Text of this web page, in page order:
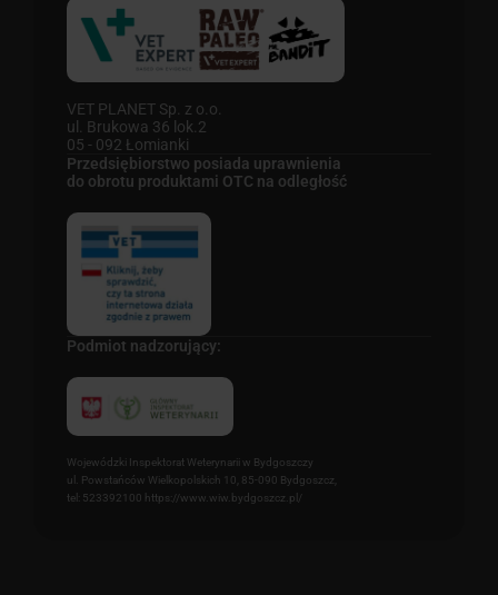
VET PLANET Sp. z o.o.
ul. Brukowa 36 lok.2
05 - 092 Łomianki
Przedsiębiorstwo posiada uprawnienia
do obrotu produktami OTC na odległość
Podmiot nadzorujący:
Wojewódzki Inspektorat Weterynarii w Bydgoszczy
ul. Powstańców Wielkopolskich 10, 85-090 Bydgoszcz,
tel: 523392100 https://www.wiw.bydgoszcz.pl/